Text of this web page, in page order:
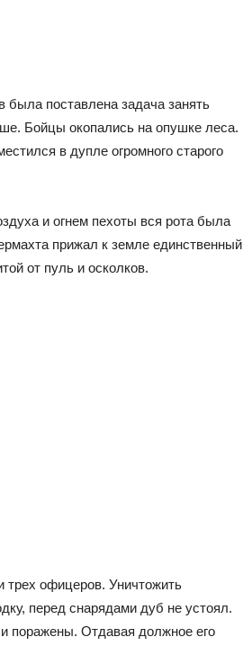
была поставлена задача занять
Бойцы окопались на опушке леса.
в дупле огромного старого
и огнем пехоты вся рота была
прижал к земле единственный
от пуль и осколков.
трех офицеров. Уничтожить
перед снарядами дуб не устоял.
поражены. Отдавая должное его